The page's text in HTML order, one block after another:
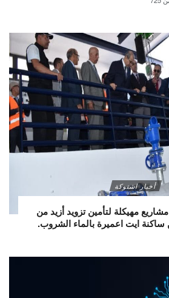
أخبار اشتوكة
مهيكلة لتأمين تزويد أزيد من